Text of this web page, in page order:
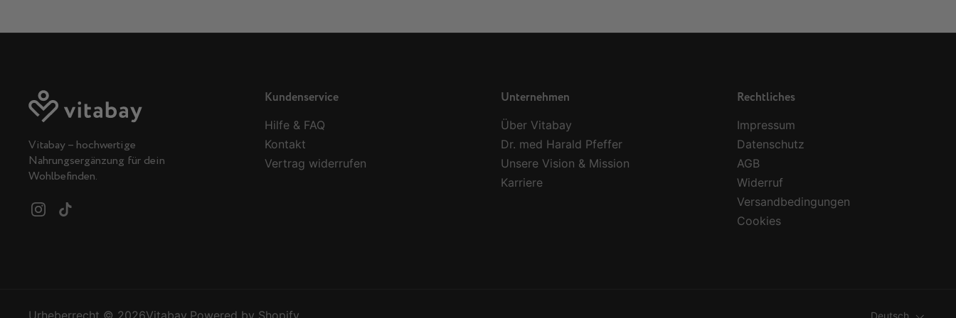
Vitabay – hochwertige
Nahrungsergänzung für dein
Wohlbefinden.
Instagram
TikTok
Kundenservice
Hilfe & FAQ
Kontakt
Vertrag widerrufen
Unternehmen
Über Vitabay
Dr. med Harald Pfeffer
Unsere Vision & Mission
Karriere
Rechtliches
Impressum
Datenschutz
AGB
Widerruf
Versandbedingungen
Cookies
Urheberrecht © 2026Vitabay Powered by Shopify. Sprache
Deutsch